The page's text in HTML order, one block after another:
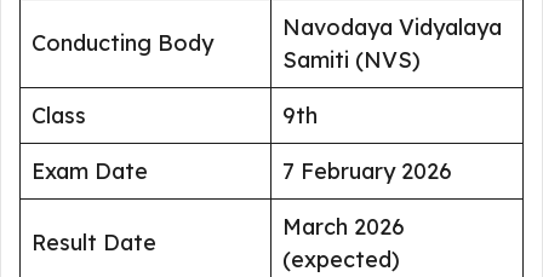
Conducting Body
Navodaya Vidyalaya
Samiti (NVS)
Class
9th
Exam Date
7 February 2026
Result Date
March 2026
(expected)